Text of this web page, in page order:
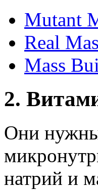
Mutant
Real
Mass
2.
Они нужны
натрий и